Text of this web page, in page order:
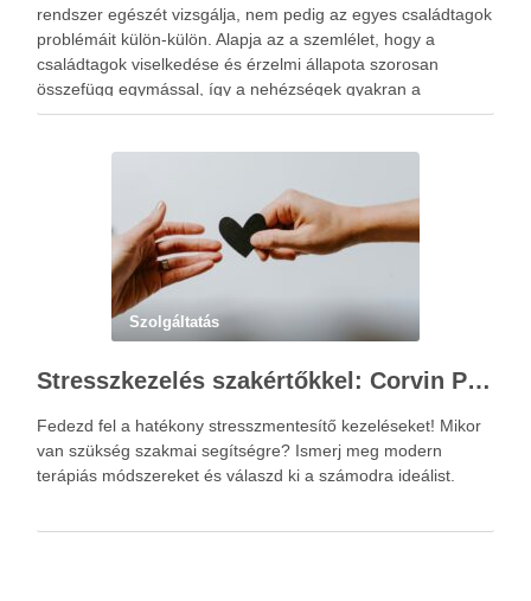
rendszer egészét vizsgálja, nem pedig az egyes családtagok
problémáit külön-külön. Alapja az a szemlélet, hogy a
családtagok viselkedése és érzelmi állapota szorosan
összefügg egymással, így a nehézségek gyakran a
kapcsolati mintázatokban gyökereznek. A családterápia
Szolgáltatás
Stresszkezelés szakértőkkel: Corvin Pszichológia – a modern terápiás megoldások útmutatója
Fedezd fel a hatékony stresszmentesítő kezeléseket! Mikor
van szükség szakmai segítségre? Ismerj meg modern
terápiás módszereket és válaszd ki a számodra ideálist.